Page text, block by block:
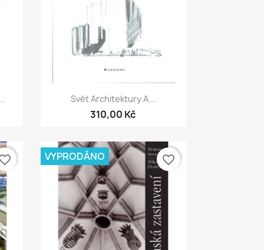
Rychlý náhled
Svět Architektury A...
310,00 Kč
VYPRODÁNO favorite_border